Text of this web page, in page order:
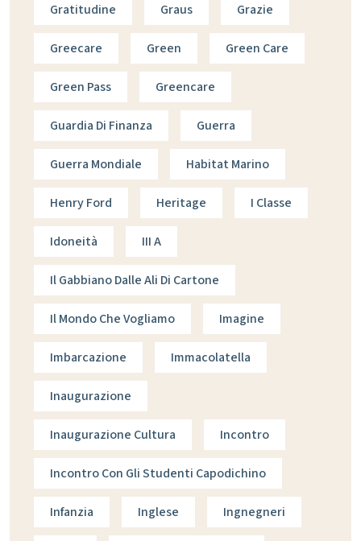
Gratitudine Graus Grazie
Greecare Green Green Care
Green Pass Greencare
Guardia Di Finanza Guerra
Guerra Mondiale Habitat Marino
Henry Ford Heritage I Classe
Idoneità III A
Il Gabbiano Dalle Ali Di Cartone
Il Mondo Che Vogliamo Imagine
Imbarcazione Immacolatella
Inaugurazione
Inaugurazione Cultura Incontro
Incontro Con Gli Studenti Capodichino
Infanzia Inglese Ingnegneri